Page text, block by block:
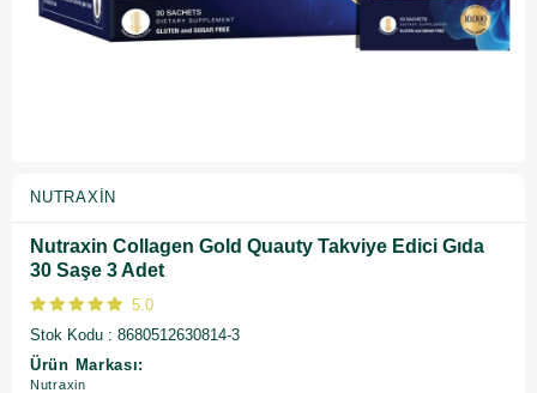
NUTRAXIN
Nutraxin Collagen Gold Quauty Takviye Edici Gıda
30 Saşe 3 Adet
5.0
Stok Kodu
8680512630814-3
Ürün Markası:
Nutraxin